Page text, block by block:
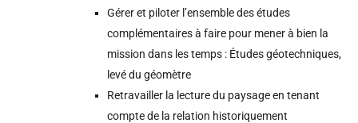
Gérer et piloter l’ensemble des études
complémentaires à faire pour mener à bien la
mission dans les temps : Études géotechniques,
levé du géomètre
Retravailler la lecture du paysage en tenant
compte de la relation historiquement